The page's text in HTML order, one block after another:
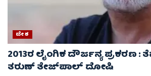
ದೇಶ
2013ರ ಲೈಂಗಿಕ ದೌರ್ಜನ್ಯ ಪ್ರಕರಣ :
ತರುಣ್ ತೇಜ್‌ಪಾಲ್ ದೋಷಿ